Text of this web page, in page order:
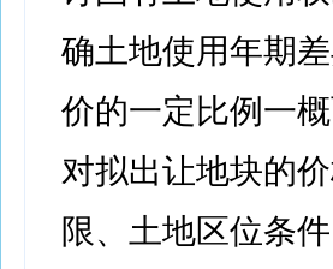
确土地使用年期
价的一定比例一
对拟出让地块的
限、土地区位条